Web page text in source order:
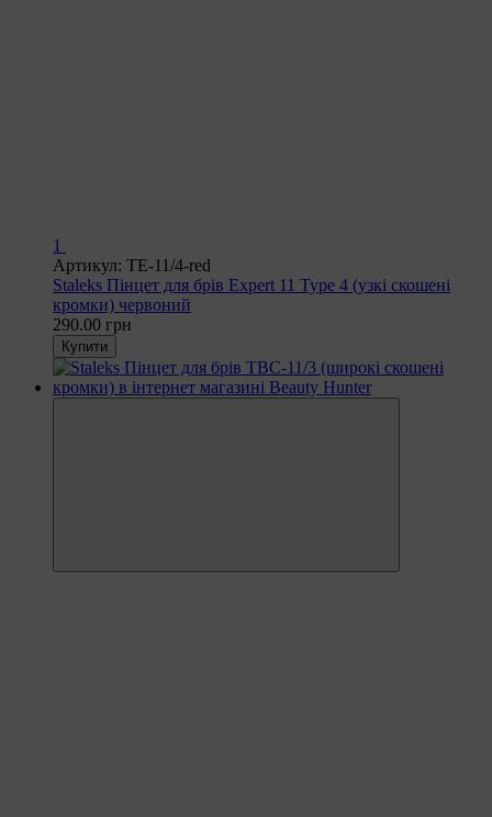
1
Артикул: TE-11/4-red
Staleks Пінцет для брів Expert 11 Type 4 (узкі скошені
кромки) червоний
290.00 грн
Купити